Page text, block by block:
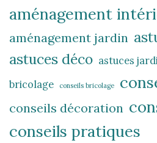
aménagement
aménagement jardin
astuces déco astuces
bricolage
conseils bricolage
conseils décoration
conseils pratiques